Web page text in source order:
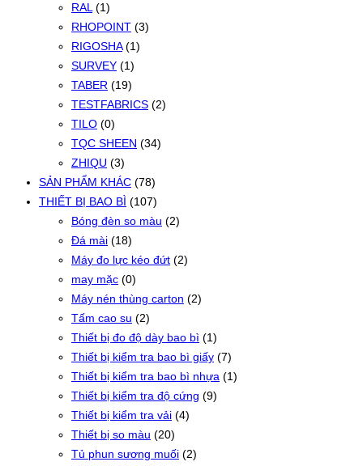
RAL (1)
RHOPOINT (3)
RIGOSHA (1)
SURVEY (1)
TABER (19)
TESTFABRICS (2)
TILO (0)
TQC SHEEN (34)
ZHIQU (3)
SẢN PHẨM KHÁC (78)
THIẾT BỊ BAO BÌ (107)
Bóng đèn so màu (2)
Đá mài (18)
Máy đo lực kéo đứt (2)
may mặc (0)
Máy nén thùng carton (2)
Tấm cao su (2)
Thiết bị đo độ dày bao bì (1)
Thiết bị kiểm tra bao bì giấy (7)
Thiết bị kiểm tra bao bì nhựa (1)
Thiết bị kiểm tra độ cứng (9)
Thiết bị kiểm tra vải (4)
Thiết bị so màu (20)
Tủ phun sương muối (2)